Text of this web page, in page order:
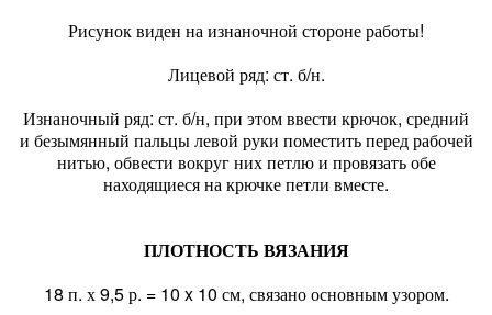
Рисунок виден на изнаночной стороне работы!
Лицевой ряд: ст. б/н.
Изнаночный ряд: ст. б/н, при этом ввести крючок, средний
и безымянный пальцы левой руки поместить перед рабочей
нитью, обвести вокруг них петлю и провязать обе
находящиеся на крючке петли вместе.
ПЛОТНОСТЬ ВЯЗАНИЯ
18 п. х 9,5 р. = 10 x 10 см, связано основным узором.